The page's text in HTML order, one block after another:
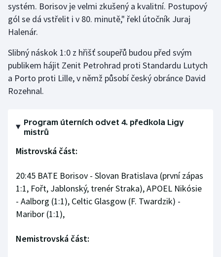
Lezení
Lyže a snowboard
Moderní pětiboj
Motorsport
Parasport
Plavání
Plážový volejbal
Ragby
systém. Borisov je velmi zkušený a kvalitní. Postupový
gól se dá vstřelit i v 80. minutě," řekl útočník Juraj
Halenár.
Slibný náskok 1:0 z hřišť soupeřů budou před svým
publikem hájit Zenit Petrohrad proti Standardu Lutych
a Porto proti Lille, v němž působí český obránce David
Rozehnal.
Program úterních odvet 4. předkola Ligy
mistrů
Mistrovská část:
20:45 BATE Borisov - Slovan Bratislava (první zápas
1:1, Fořt, Jablonský, trenér Straka), APOEL Nikósie
- Aalborg (1:1), Celtic Glasgow (F. Twardzik) -
Maribor (1:1),
Nemistrovská část: